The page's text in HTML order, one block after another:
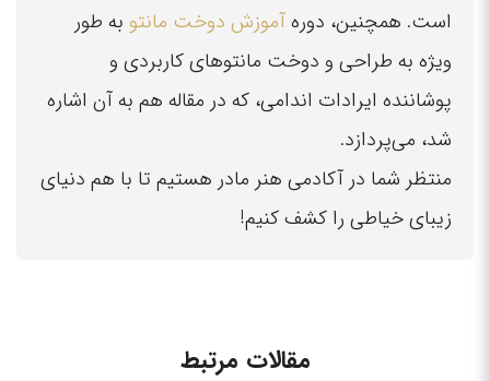
است. همچنین، دورهآموزش دوخت مانتو به طور
ویژه به طراحی و دوخت مانتوهای کاربردی و
پوشاننده ایرادات اندامی، که در مقاله هم به آن اشاره
شد، می‌پردازد.
منتظر شما در آکادمی هنر مادر هستیم تا با هم دنیای
زیبای خیاطی را کشف کنیم!
مقالات مرتبط